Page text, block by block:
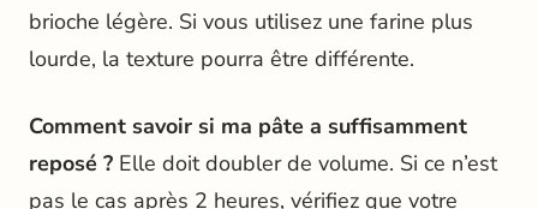
brioche légère. Si vous utilisez une farine plus
lourde, la texture pourra être différente.
Comment savoir si ma pâte a suffisamment
reposé ? Elle doit doubler de volume. Si ce n’est
pas le cas après 2 heures, vérifiez que votre